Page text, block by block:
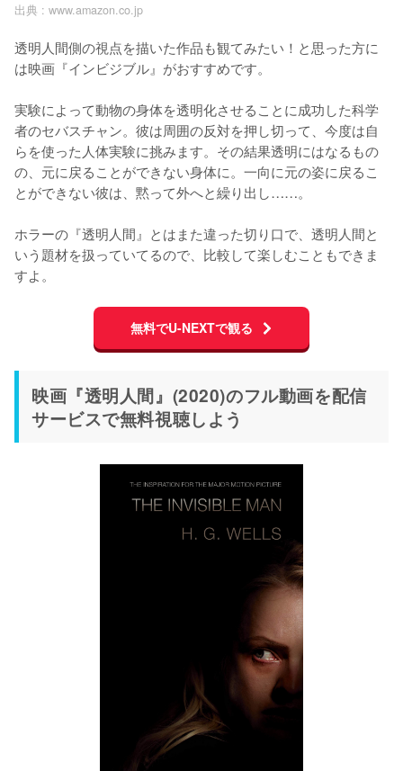
出典 : www.amazon.co.jp
透明人間側の視点を描いた作品も観てみたい！と思った方に
は映画『インビジブル』がおすすめです。
実験によって動物の身体を透明化させることに成功した科学
者のセバスチャン。彼は周囲の反対を押し切って、今度は自
らを使った人体実験に挑みます。その結果透明にはなるもの
の、元に戻ることができない身体に。一向に元の姿に戻るこ
とができない彼は、黙って外へと繰り出し……。
ホラーの『透明人間』とはまた違った切り口で、透明人間と
いう題材を扱っていてるので、比較して楽しむこともできま
すよ。
無料でU-NEXTで観る
映画『透明人間』(2020)のフル動画を配信
サービスで無料視聴しよう